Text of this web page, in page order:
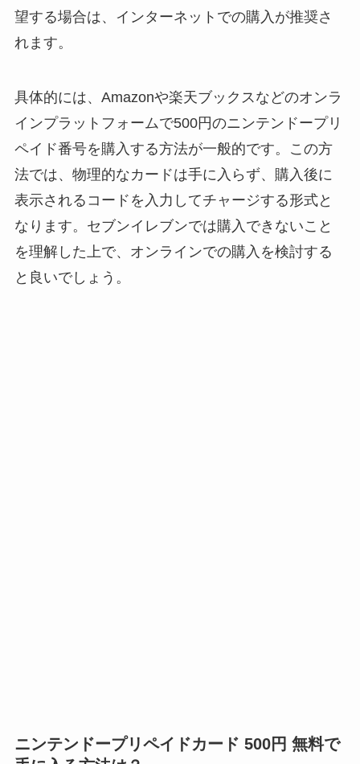
望する場合は、インターネットでの購入が推奨さ
れます。
具体的には、Amazonや楽天ブックスなどのオンラ
インプラットフォームで500円のニンテンドープリ
ペイド番号を購入する方法が一般的です。この方
法では、物理的なカードは手に入らず、購入後に
表示されるコードを入力してチャージする形式と
なります。セブンイレブンでは購入できないこと
を理解した上で、オンラインでの購入を検討する
と良いでしょう。
ニンテンドープリペイドカード 500円 無料で